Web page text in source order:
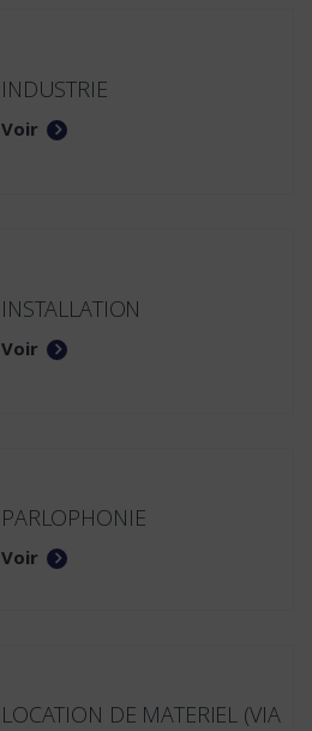
INDUSTRIE
Voir
INSTALLATION
Voir
PARLOPHONIE
Voir
LOCATION DE MATERIEL (VIA